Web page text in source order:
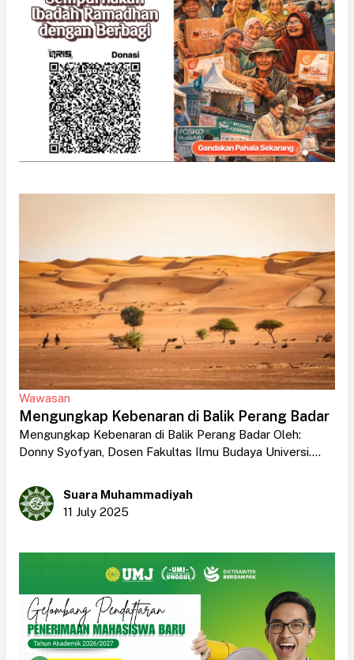
Wawasan
Mengungkap Kebenaran di Balik Perang Badar
Mengungkap Kebenaran di Balik Perang Badar Oleh:
Donny Syofyan, Dosen Fakultas Ilmu Budaya Universi....
Suara Muhammadiyah
11 July 2025